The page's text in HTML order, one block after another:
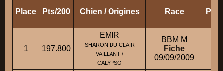
Place Pts/200 Chien / Origines Race
1 197.800
EMIR
SHARON DU CLAIR
VAILLANT /
CALYPSO
BBM M
Fiche
09/09/2009